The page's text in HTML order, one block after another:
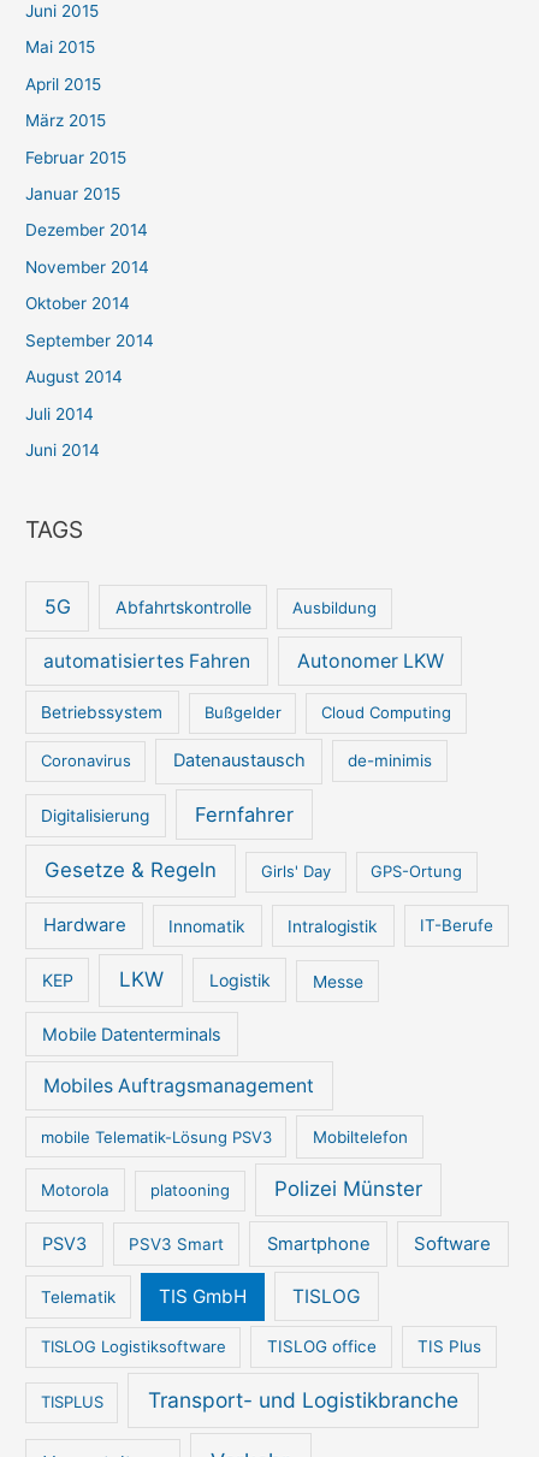
Juni 2015
Mai 2015
April 2015
März 2015
Februar 2015
Januar 2015
Dezember 2014
November 2014
Oktober 2014
September 2014
August 2014
Juli 2014
Juni 2014
TAGS
5G Abfahrtskontrolle Ausbildung
automatisiertes Fahren Autonomer LKW
Betriebssystem Bußgelder Cloud Computing
Coronavirus Datenaustausch de-minimis
Digitalisierung Fernfahrer
Gesetze & Regeln Girls' Day GPS-Ortung
Hardware Innomatik Intralogistik IT-Berufe
KEP LKW Logistik Messe
Mobile Datenterminals
Mobiles Auftragsmanagement
mobile Telematik-Lösung PSV3 Mobiltelefon
Motorola platooning Polizei Münster
PSV3 PSV3 Smart Smartphone Software
Telematik TIS GmbH TISLOG
TISLOG Logistiksoftware TISLOG office TIS Plus
TISPLUS Transport- und Logistikbranche